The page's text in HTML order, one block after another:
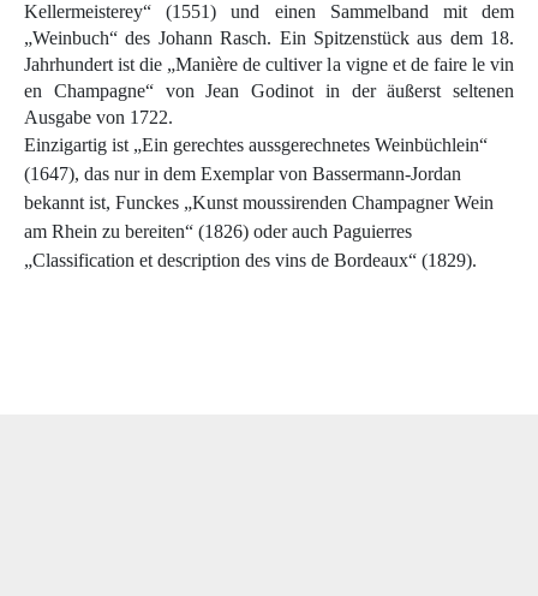
Kellermeisterey“ (1551) und einen Sammelband mit dem
„Weinbuch“ des Johann Rasch. Ein Spitzenstück aus dem 18.
Jahrhundert ist die „Manière de cultiver la vigne et de faire le vin
en Champagne“ von Jean Godinot in der äußerst seltenen
Ausgabe von 1722.
Einzigartig ist „Ein gerechtes aussgerechnetes Weinbüchlein“
(1647), das nur in dem Exemplar von Bassermann-Jordan
bekannt ist, Funckes „Kunst moussirenden Champagner Wein
am Rhein zu bereiten“ (1826) oder auch Pa­guierres
„Classification et description des vins de Bordeaux“ (1829).